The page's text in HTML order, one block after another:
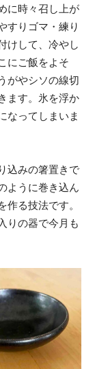
に時々召し上が
すりゴマ・練り
けして、冷やし
にご飯をよそ
がやシソの線切
ます。氷を浮か
なってしまいま
込みの箸置きで
ように巻き込ん
る技法です。
りの器で今月も